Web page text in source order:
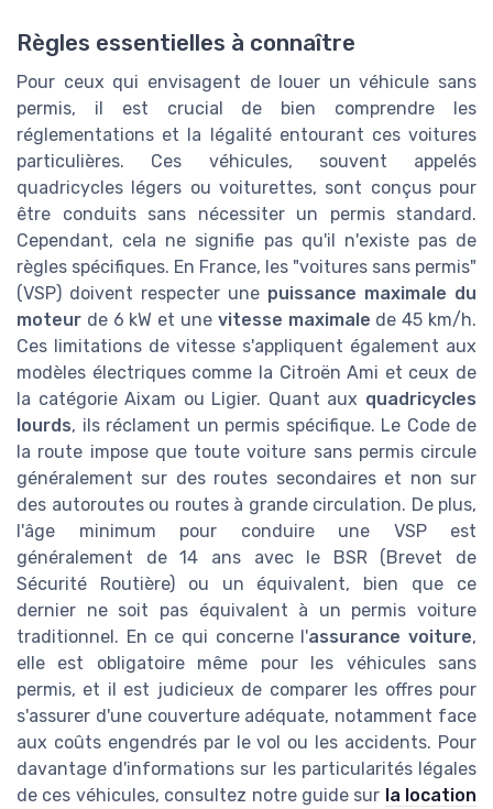
Règles essentielles à connaître
Pour ceux qui envisagent de louer un véhicule sans
permis, il est crucial de bien comprendre les
réglementations et la légalité entourant ces voitures
particulières. Ces véhicules, souvent appelés
quadricycles légers ou voiturettes, sont conçus pour
être conduits sans nécessiter un permis standard.
Cependant, cela ne signifie pas qu'il n'existe pas de
règles spécifiques. En France, les "voitures sans permis"
(VSP) doivent respecter une puissance maximale du
moteur de 6 kW et une vitesse maximale de 45 km/h.
Ces limitations de vitesse s'appliquent également aux
modèles électriques comme la Citroën Ami et ceux de
la catégorie Aixam ou Ligier. Quant aux quadricycles
lourds, ils réclament un permis spécifique. Le Code de
la route impose que toute voiture sans permis circule
généralement sur des routes secondaires et non sur
des autoroutes ou routes à grande circulation. De plus,
l'âge minimum pour conduire une VSP est
généralement de 14 ans avec le BSR (Brevet de
Sécurité Routière) ou un équivalent, bien que ce
dernier ne soit pas équivalent à un permis voiture
traditionnel. En ce qui concerne l'assurance voiture,
elle est obligatoire même pour les véhicules sans
permis, et il est judicieux de comparer les offres pour
s'assurer d'une couverture adéquate, notamment face
aux coûts engendrés par le vol ou les accidents. Pour
davantage d'informations sur les particularités légales
de ces véhicules, consultez notre guide sur la location